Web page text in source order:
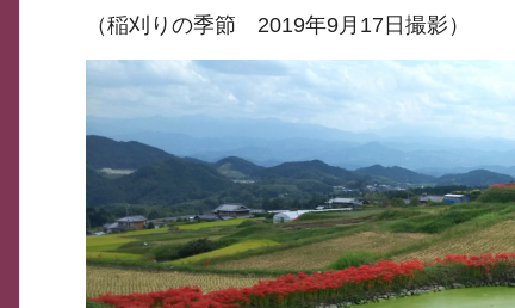
（稲刈りの季節 2019年9月17日撮影）